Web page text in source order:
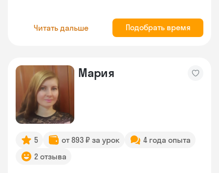
Читать дальше Подобрать время
Мария
5 от 893 ₽ за урок
4 года опыта
2 отзыва